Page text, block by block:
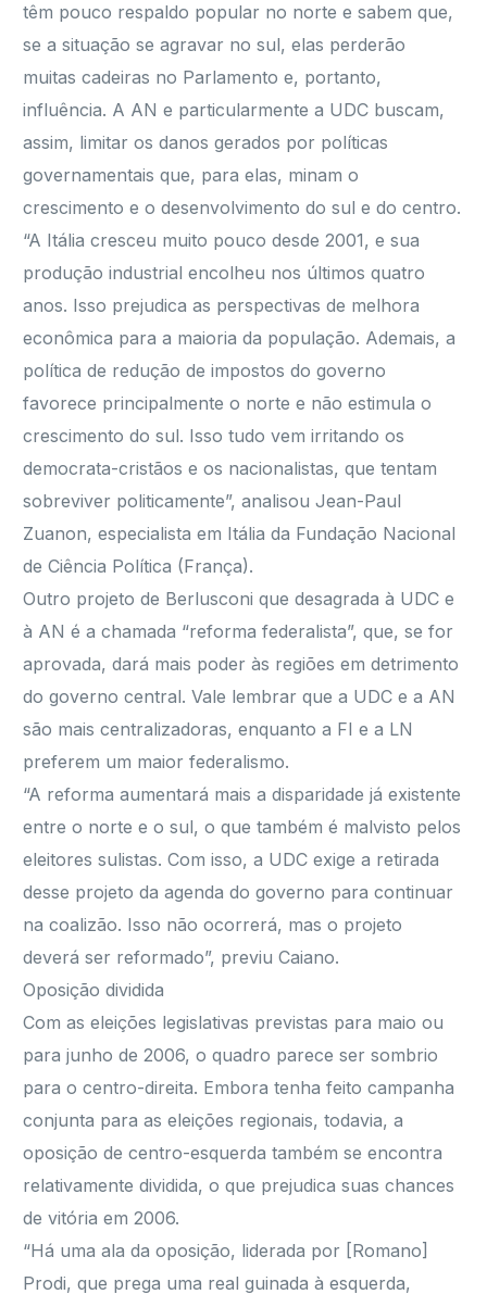
têm pouco respaldo popular no norte e sabem que,
se a situação se agravar no sul, elas perderão
muitas cadeiras no Parlamento e, portanto,
influência. A AN e particularmente a UDC buscam,
assim, limitar os danos gerados por políticas
governamentais que, para elas, minam o
crescimento e o desenvolvimento do sul e do centro.
“A Itália cresceu muito pouco desde 2001, e sua
produção industrial encolheu nos últimos quatro
anos. Isso prejudica as perspectivas de melhora
econômica para a maioria da população. Ademais, a
política de redução de impostos do governo
favorece principalmente o norte e não estimula o
crescimento do sul. Isso tudo vem irritando os
democrata-cristãos e os nacionalistas, que tentam
sobreviver politicamente”, analisou Jean-Paul
Zuanon, especialista em Itália da Fundação Nacional
de Ciência Política (França).
Outro projeto de Berlusconi que desagrada à UDC e
à AN é a chamada “reforma federalista”, que, se for
aprovada, dará mais poder às regiões em detrimento
do governo central. Vale lembrar que a UDC e a AN
são mais centralizadoras, enquanto a FI e a LN
preferem um maior federalismo.
“A reforma aumentará mais a disparidade já existente
entre o norte e o sul, o que também é malvisto pelos
eleitores sulistas. Com isso, a UDC exige a retirada
desse projeto da agenda do governo para continuar
na coalizão. Isso não ocorrerá, mas o projeto
deverá ser reformado”, previu Caiano.
Oposição dividida
Com as eleições legislativas previstas para maio ou
para junho de 2006, o quadro parece ser sombrio
para o centro-direita. Embora tenha feito campanha
conjunta para as eleições regionais, todavia, a
oposição de centro-esquerda também se encontra
relativamente dividida, o que prejudica suas chances
de vitória em 2006.
“Há uma ala da oposição, liderada por [Romano]
Prodi, que prega uma real guinada à esquerda,